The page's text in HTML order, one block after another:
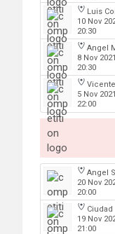
Luis
10 Nov
20:30
Angel
8 Nov 2021
20:30
Vicente
5 Nov 2021
22:00
Angel
20 Nov
20:00
Ciudad
19 Nov
21:00